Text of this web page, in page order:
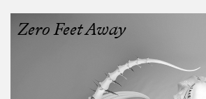
Zero Feet Away